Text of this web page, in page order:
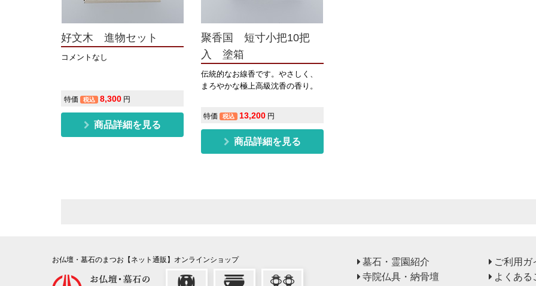
好文木 進物セット
コメントなし
特価 税込 8,300円
商品詳細を見る
聚香国 短寸小把10把
入 塗箱
伝統的なお線香です。やさしく、
まろやかな極上高級沈香の香り。
特価 税込 13,200 円
商品詳細を見る
お仏壇・墓石のまつお【ネット通販】オンラインショップ
墓石・霊園紹介
寺院仏具・納骨壇
ご利用ガ
よくある